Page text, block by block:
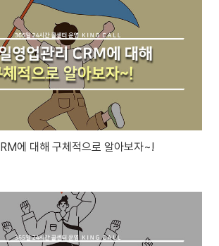
에 대해 구체적으로 알아보자~!